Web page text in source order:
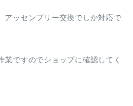
アッセンブリー交換でしか対応で
業ですのでショップに確認してく